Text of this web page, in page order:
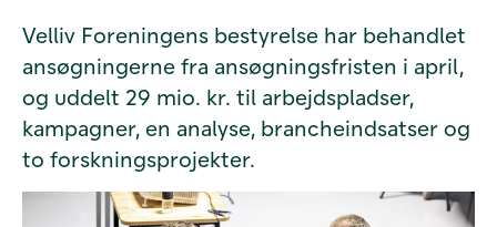
Velliv Foreningens bestyrelse har behandlet
ansøgningerne fra ansøgningsfristen i april,
og uddelt 29 mio. kr. til arbejdspladser,
kampagner, en analyse, brancheindsatser og
to forskningsprojekter.